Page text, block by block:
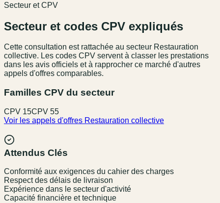
Secteur et CPV
Secteur et codes CPV expliqués
Cette consultation est rattachée au secteur Restauration
collective. Les codes CPV servent à classer les prestations
dans les avis officiels et à rapprocher ce marché d'autres
appels d'offres comparables.
Familles CPV du secteur
CPV 15CPV 55
Voir les appels d'offres Restauration collective
Attendus Clés
Conformité aux exigences du cahier des charges
Respect des délais de livraison
Expérience dans le secteur d'activité
Capacité financière et technique